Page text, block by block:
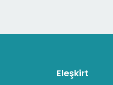
Eleşkirt